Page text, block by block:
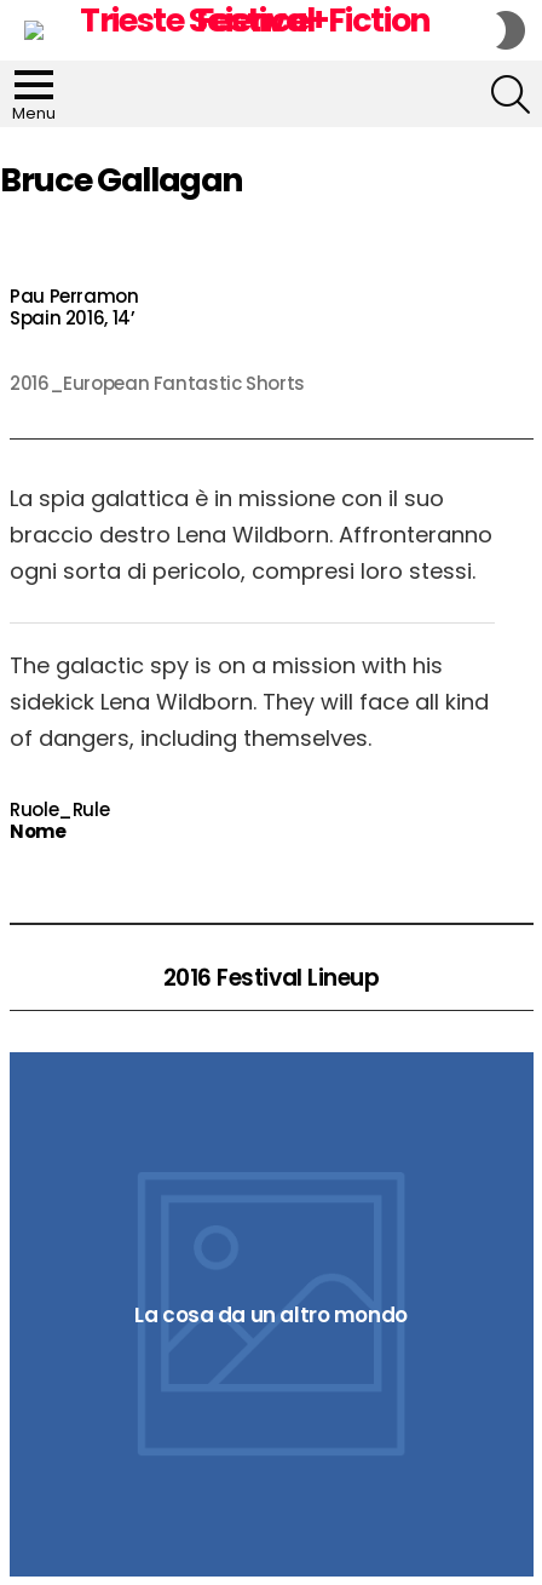
Menu
Bruce Gallagan
Pau Perramon
Spain 2016, 14’
2016_European Fantastic Shorts
La spia galattica è in missione con il suo
braccio destro Lena Wildborn. Affronteranno
ogni sorta di pericolo, compresi loro stessi.
The galactic spy is on a mission with his
sidekick Lena Wildborn. They will face all kind
of dangers, including themselves.
Ruole_Rule
Nome
2016 Festival Lineup
La cosa da un altro mondo